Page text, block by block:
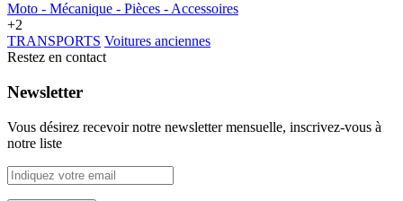
Moto - Mécanique - Pièces - Accessoires
+2
TRANSPORTS Voitures anciennes
Restez en contact
Newsletter
Vous désirez recevoir notre newsletter mensuelle, inscrivez-vous à
notre liste